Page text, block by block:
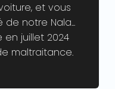
et vous
notre Nala...
en juillet 2024
maltraitance.